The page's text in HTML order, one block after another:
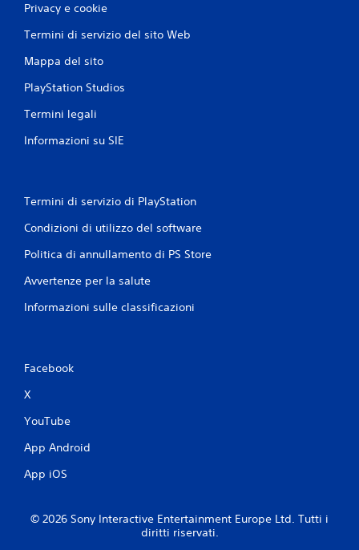
Privacy e cookie
Termini di servizio del sito Web
Mappa del sito
PlayStation Studios
Termini legali
Informazioni su SIE
Termini di servizio di PlayStation
Condizioni di utilizzo del software
Politica di annullamento di PS Store
Avvertenze per la salute
Informazioni sulle classificazioni
Facebook
X
YouTube
App Android
App iOS
© 2026 Sony Interactive Entertainment Europe Ltd. Tutti i
diritti riservati.